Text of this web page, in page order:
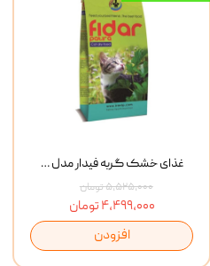
غذای خشک گربه فیدار مدل Adult وزن 10 کیلوگرم
۵,۵۲۵,۰۰۰ تومان
۴,۴۹۹,۰۰۰ تومان
افزودن